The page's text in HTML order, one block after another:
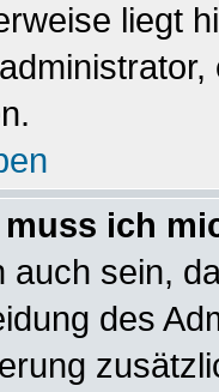
liegt
muss ich
auch sein,
des